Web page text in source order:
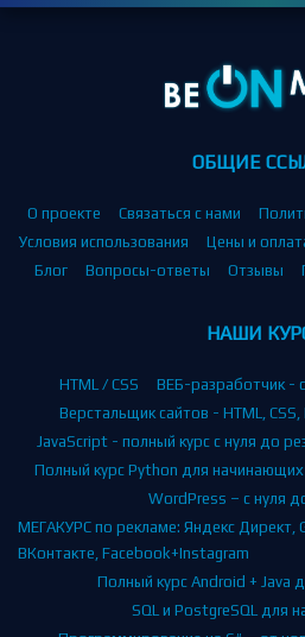
ОБЩИЕ
О проекте Связаться с нами
Условия использования
Цены и
Блог
Вопросы-ответы Отзывы
НАШИ
HTML / CSS
ВЕБ-разработчик -
Верстальщик сайтов - HTML,
JavaScript - полный курс с нуля до
Полный курс Python для начинающих
WordPress – с нуля
МЕГАКУРС по рекламе: Яндекс Директ,
ВКонтакте, Facebook+Instagram
Полный курс Android + Java
SQL и PostgreSQL для